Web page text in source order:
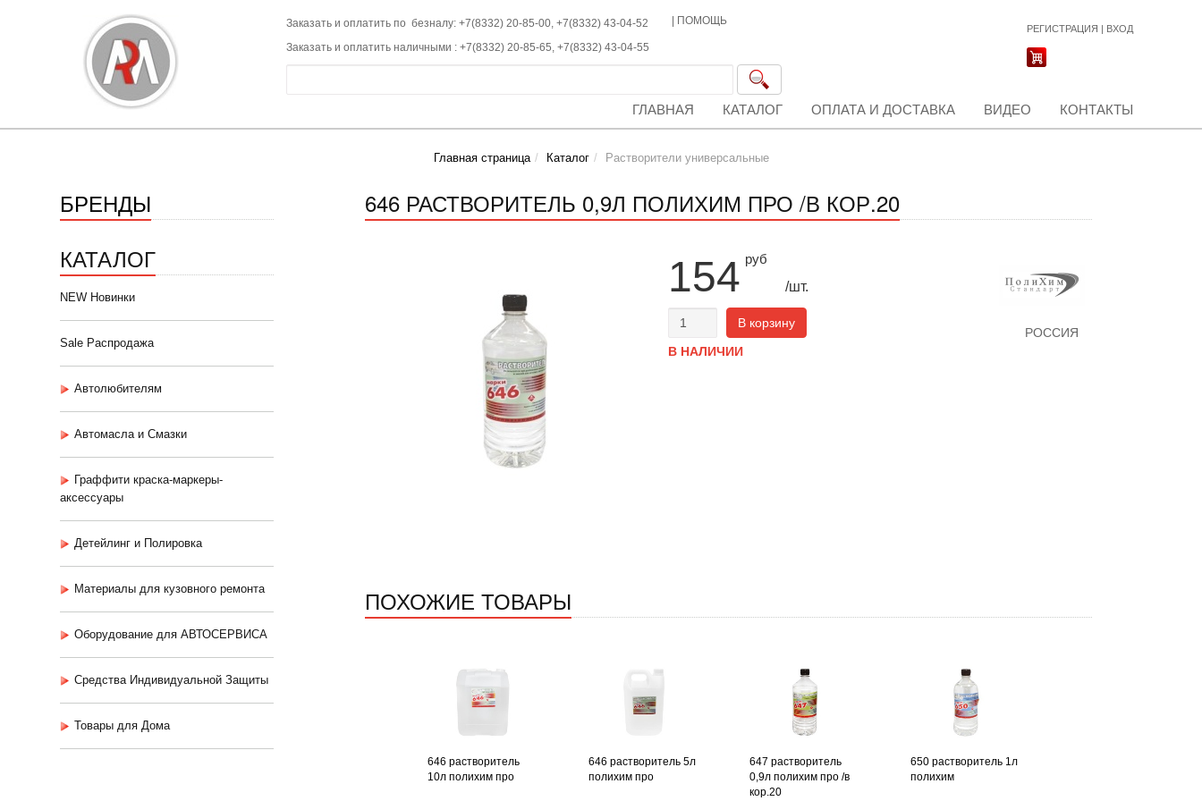
Заказать и оплатить по безналу: +7(8332) 20-85-00, +7(8332) 43-04-52
Заказать и оплатить наличными : +7(8332) 20-85-65, +7(8332) 43-04-55
ПОМОЩЬ
РЕГИСТРАЦИЯ | ВХОД
ГЛАВНАЯ КАТАЛОГ ОПЛАТА И ДОСТАВКА ВИДЕО КОНТАКТЫ
Главная страница Каталог Растворители универсальные
БРЕНДЫ
КАТАЛОГ
NEW Новинки
Sale Распродажа
Автолюбителям
Автомасла и Смазки
Граффити краска-маркеры-
аксессуары
Детейлинг и Полировка
Материалы для кузовного ремонта
Оборудование для АВТОСЕРВИСА
Средства Индивидуальной Защиты
Товары для Дома
646 РАСТВОРИТЕЛЬ 0,9Л ПОЛИХИМ ПРО /В КОР.20
154 руб
/шт.
В корзину
В НАЛИЧИИ
РОССИЯ
ПОХОЖИЕ ТОВАРЫ
646 растворитель
10л полихим про
646 растворитель 5л
полихим про
647 растворитель
0,9л полихим про /в
кор.20
650 растворитель 1л
полихим